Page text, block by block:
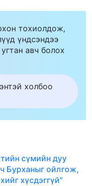
тохиолдож,
үндсэндээ
авч болох
холбоо
сүмийн дуу
Бурханыг ойлгож,
хүсдэггүй”